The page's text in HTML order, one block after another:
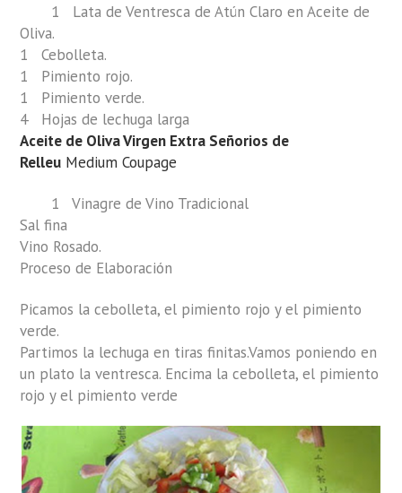
1 Lata de Ventresca de Atún Claro en Aceite de
Oliva.
1 Cebolleta.
1 Pimiento rojo.
1 Pimiento verde.
4 Hojas de lechuga larga
Aceite de Oliva Virgen Extra Señorios de
Relleu Medium Coupage
1 Vinagre de Vino Tradicional
Sal fina
Vino Rosado.
Proceso de Elaboración
Picamos la cebolleta, el pimiento rojo y el pimiento
verde.
Partimos la lechuga en tiras finitas.Vamos poniendo en
un plato la ventresca. Encima la cebolleta, el pimiento
rojo y el pimiento verde